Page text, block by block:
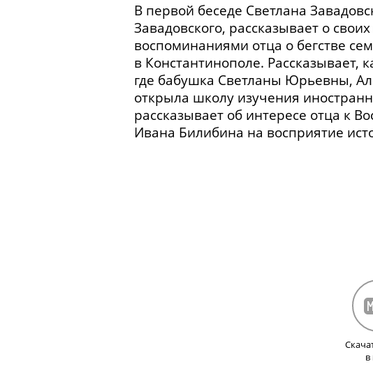
В первой беседе Светлана
Завадовского, рассказывает о
воспоминаниями отца о бегстве
в Константинополе. Рассказывает,
где бабушка Светланы Юрьевны,
открыла школу изучения
рассказывает об интересе отца к
Ивана Билибина на восприятие
предков. О возможных
о Константинополе. Тараканьи
А. А. Завадовской и открытии
Отношения между эмигрантами и
и помощь гадалке. Увлечение
в